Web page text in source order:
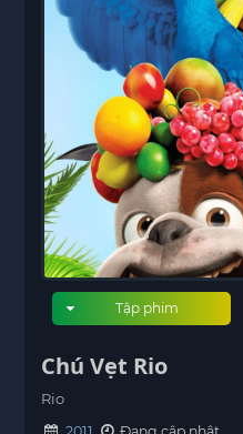
Tập phim
Chú Vẹt Rio
Rio